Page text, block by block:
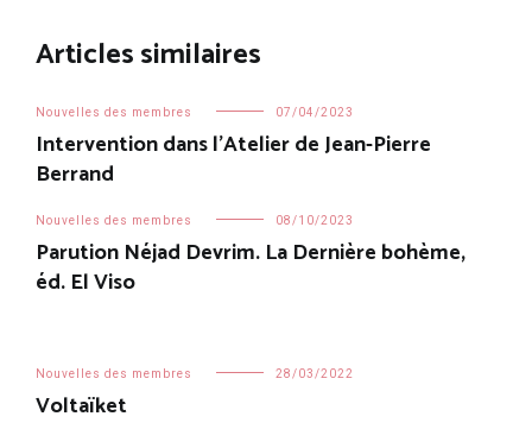
l’article
Articles similaires
Nouvelles des membres 07/04/2023
Intervention dans l’Atelier de Jean-Pierre
Berrand
Nouvelles des membres 08/10/2023
Parution Néjad Devrim. La Dernière bohème,
éd. El Viso
Nouvelles des membres 28/03/2022
Voltaïket